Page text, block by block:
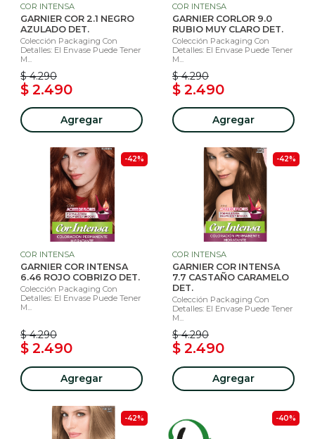
COR INTENSA
GARNIER COR 2.1 NEGRO
AZULADO DET.
Colección Packaging Con
Detalles: El Envase Puede Tener
M...
$ 4.290
$ 2.490
Agregar
COR INTENSA
GARNIER CORLOR 9.0
RUBIO MUY CLARO DET.
Colección Packaging Con
Detalles: El Envase Puede Tener
M...
$ 4.290
$ 2.490
Agregar
-42%
COR INTENSA
GARNIER COR INTENSA
6.46 ROJO COBRIZO DET.
Colección Packaging Con
Detalles: El Envase Puede Tener
M...
$ 4.290
$ 2.490
Agregar
-42%
COR INTENSA
GARNIER COR INTENSA
7.7 CASTAÑO CARAMELO
DET.
Colección Packaging Con
Detalles: El Envase Puede Tener
M...
$ 4.290
$ 2.490
Agregar
-42% -40%